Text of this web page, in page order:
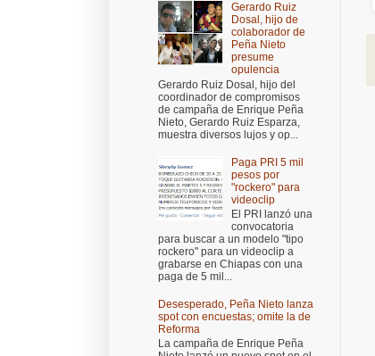
Gerardo Ruiz
Dosal, hijo de
colaborador de
Peña Nieto
presume
opulencia
Gerardo Ruiz Dosal, hijo del
coordinador de compromisos
de campaña de Enrique Peña
Nieto, Gerardo Ruiz Esparza,
muestra diversos lujos y op...
Paga PRI 5 mil
pesos por
"rockero" para
videoclip
El PRI lanzó una
convocatoria
para buscar a un modelo "tipo
rockero" para un videoclip a
grabarse en Chiapas con una
paga de 5 mil...
Desesperado, Peña Nieto lanza
spot con encuestas; omite la de
Reforma
La campaña de Enrique Peña